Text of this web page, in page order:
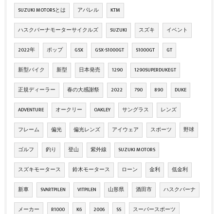
SUZUKI MOTORSとは アパレル KTM
ハスクバーナモーターサイクルズ SUZUKI スズキ イベント
2022年 ポップ GSX GSX-S1000GT S1000GT GT
新型バイク 新型 日本発売 1290 1290SUPERDUKEGT
正規ディーラー 春の大感謝祭 2022 790 890 DUKE
ADVENTURE オークリー OAKLEY サングラス レンズ
フレーム 偏光 偏光レンズ アイウェア スポーツ 野球
ゴルフ 釣り 登山 紫外線 SUZUKI MOTORS
スズキモータース 鈴木モータース ローン 金利 低金利
新車 SVARTPILEN VITPILEN 山形県 酒田市 ハスクバーナ
メーカー R1000 K6 2006 SS スーパースポーツ